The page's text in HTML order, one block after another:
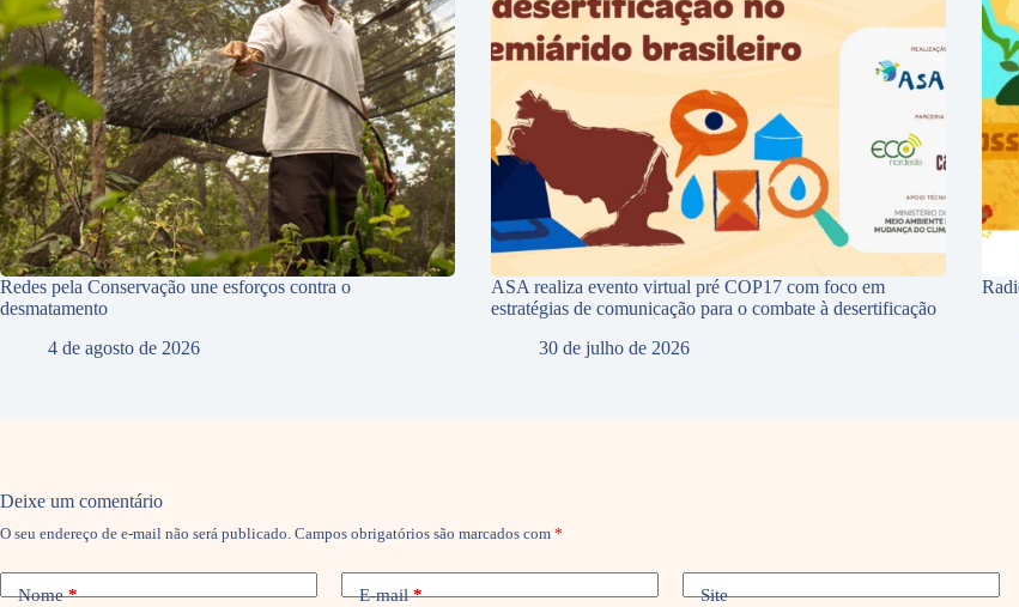
Redes pela Conservação une esforços contra o
desmatamento
4 de agosto de 2026
ASA realiza evento virtual pré COP17 com foco em
estratégias de comunicação para o combate à desertificação
30 de julho de 2026
Deixe um comentário
O seu endereço de e-mail não será publicado. Campos obrigatórios são marcados com *
Nome* E-mail* Site